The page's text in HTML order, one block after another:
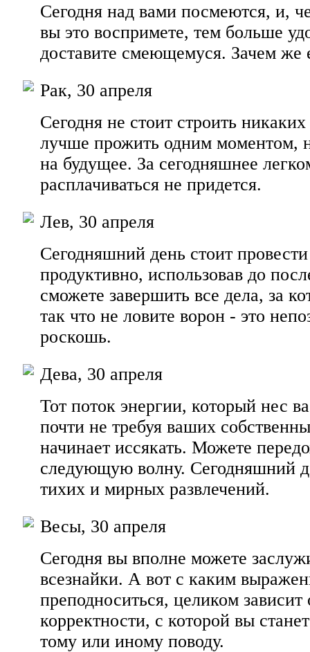
Сегодня над вами посмеются, и,
вы это воспримете, тем больше
доставите смеющемуся. Зачем же
Рак, 30 апреля
Сегодня не стоит строить
лучше прожить одним моментом,
на будущее. За сегодняшнее
расплачиваться не придется.
Лев, 30 апреля
Сегодняшний день стоит
продуктивно, использовав до
сможете завершить все дела, за
так что не ловите ворон - это
роскошь.
Дева, 30 апреля
Тот поток энергии, который нес
почти не требуя ваших
начинает иссякать. Можете
следующую волну. Сегодняшний
тихих и мирных развлечений.
Весы, 30 апреля
Сегодня вы вполне можете
всезнайки. А вот с каким
преподноситься, целиком зависит
корректности, с которой вы
тому или иному поводу.